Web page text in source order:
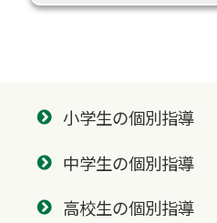
小学生の個別指導
中学生の個別指導
高校生の個別指導